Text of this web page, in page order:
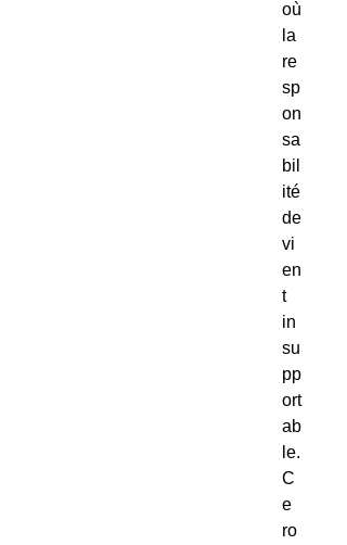
où
la
re
sp
on
sa
bil
ité
de
vi
en
t
in
su
pp
ort
ab
le.
C
e
ro